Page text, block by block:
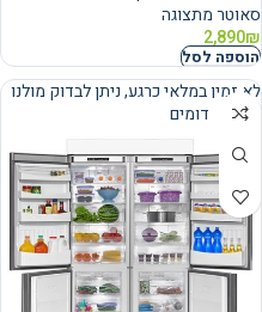
סאוטר מתצוגה
2,890₪
הוספה לסל
נמכר
לא זמין במלאי כרגע, ניתן לבדוק מולנו
מוצרים דומים